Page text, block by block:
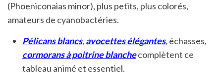
(Phoeniconaias minor), plus petits, plus colorés,
amateurs de cyanobactéries.
Pélicans blancs, avocettes élégantes, échasses,
cormorans à poitrine blanchecomplètent ce
tableau animé et essentiel.